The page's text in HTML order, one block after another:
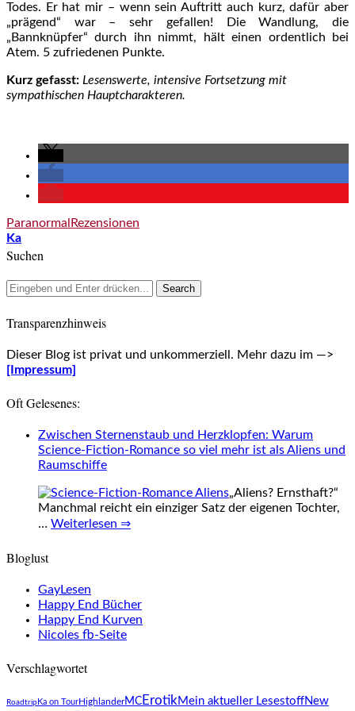
Todes. Er hat mir – wenn sein Auftritt auch kurz, dafür aber
„prägend“ war – sehr gefallen! Die Wandlung, die
„Bannknüpfer“ durch ihn nimmt, hält einen ordentlich bei
Atem. 5 zufriedenen Punkte.
Kurz gefasst: Lesenswerte, intensive Fortsetzung mit
sympathischen Hauptcharakteren.
Paranormal Rezensionen
Ka
Suchen
Transparenzhinweis
Dieser Blog ist privat und unkommerziell. Mehr dazu im —>
[Impressum]
Oft Gelesenes:
Zwischen Sternenstaub und Herzklopfen: Warum
Science-Fiction-Romance so viel mehr ist als Aliens und
Raumschiffe
„Aliens? Ernsthaft?“
Manchmal reicht ein einziger Satz der eigenen Tochter,
… Weiterlesen ⇒
Bloglust
GayLesen
Happy End Bücher
Happy End Kurven
Nicoles fb-Seite
Verschlagwortet
Roadtrip Ka on TourHighlanderMC ErotikMein aktueller LesestoffNew